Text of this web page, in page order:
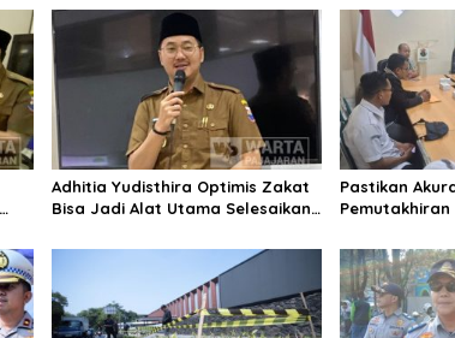
Berintegritas
Adhitia Yudisthira Optimis Zakat
Bisa Jadi Alat Utama Selesaikan
Pastikan
Pengawasan